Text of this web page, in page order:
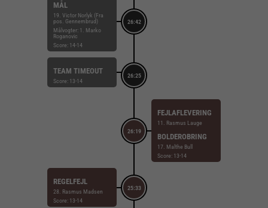
26:42
MÅL
19. Victor Norlyk (Fra
pos. Gennembrud)
Målvogter: 1. Marko
Roganovic
Score: 14-14
26:25
TEAM TIMEOUT
Score: 13-14
26:19
FEJLAFLEVERING
11. Rasmus Lauge
BOLDEROBRING
17. Malthe Bull
Score: 13-14
25:33
REGELFEJL
28. Rasmus Madsen
Score: 13-14